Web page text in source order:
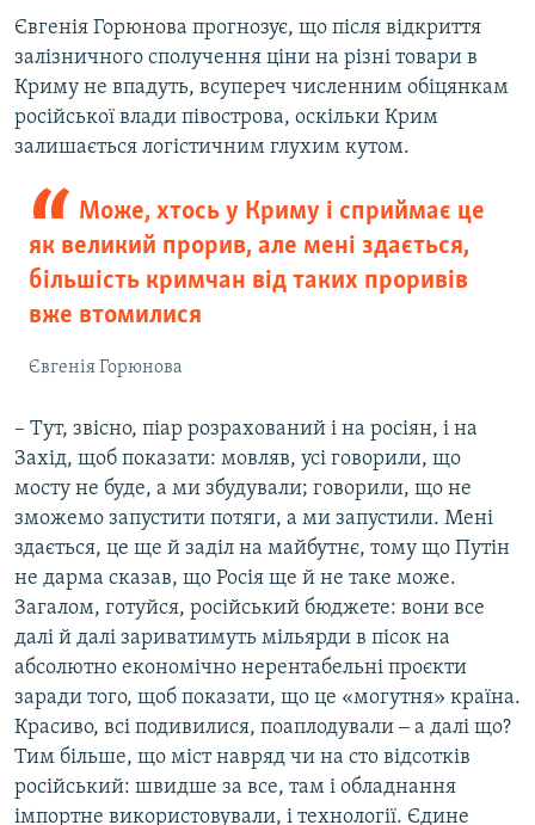
Євгенія Горюнова прогнозує, що після відкриття
залізничного сполучення ціни на різні товари в
Криму не впадуть, всупереч численним обіцянкам
російської влади півострова, оскільки Крим
залишається логістичним глухим кутом.
Може, хтось у Криму і сприймає це
як великий прорив, але мені здається,
більшість кримчан від таких проривів
вже втомилися
Євгенія Горюнова
– Тут, звісно, піар розрахований і на росіян, і на
Захід, щоб показати: мовляв, усі говорили, що
мосту не буде, а ми збудували; говорили, що не
зможемо запустити потяги, а ми запустили. Мені
здається, це ще й заділ на майбутнє, тому що Путін
не дарма сказав, що Росія ще й не таке може.
Загалом, готуйся, російський бюджете: вони все
далі й далі зариватимуть мільярди в пісок на
абсолютно економічно нерентабельні проєкти
заради того, щоб показати, що це «могутня» країна.
Красиво, всі подивилися, поаплодували ‒ а далі що?
Тим більше, що міст навряд чи на сто відсотків
російський: швидше за все, там і обладнання
імпортне використовували, і технології. Єдине